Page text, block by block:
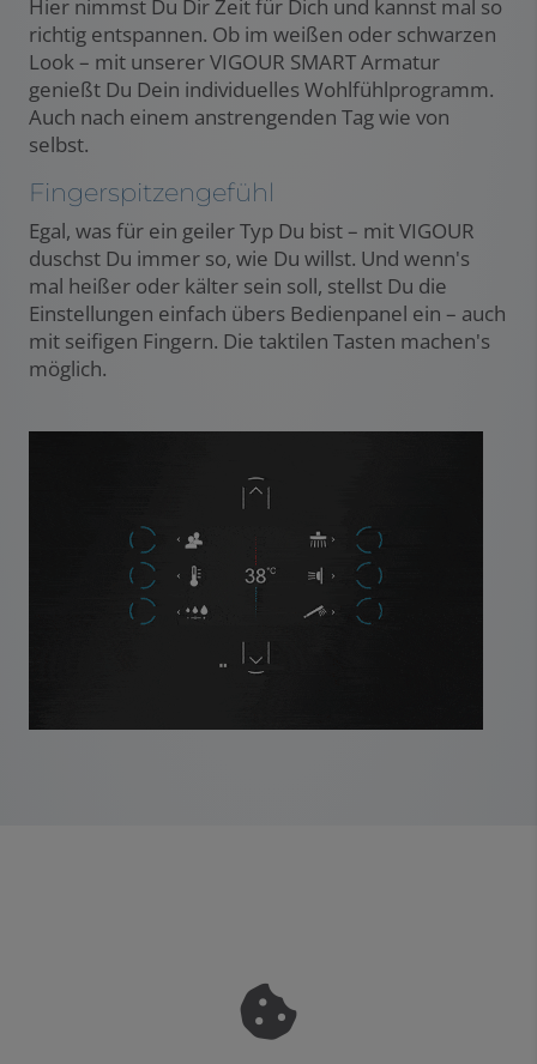
Hier nimmst Du Dir Zeit für Dich und kannst mal so
richtig entspannen. Ob im weißen oder schwarzen
Look – mit unserer VIGOUR SMART Armatur
genießt Du Dein individuelles Wohlfühlprogramm.
Auch nach einem anstrengenden Tag wie von
selbst.
Fingerspitzengefühl
Egal, was für ein geiler Typ Du bist – mit VIGOUR
duschst Du immer so, wie Du willst. Und wenn's
mal heißer oder kälter sein soll, stellst Du die
Einstellungen einfach übers Bedienpanel ein – auch
mit seifigen Fingern. Die taktilen Tasten machen's
möglich.